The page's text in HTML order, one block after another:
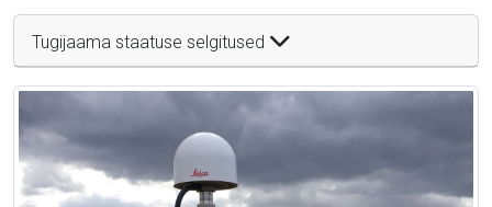
Tugijaama staatuse selgitused